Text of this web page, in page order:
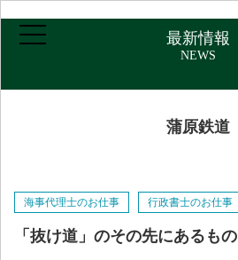
最新情報
NEWS
蒲原鉄道
海事代理士のお仕事 行政書士のお仕事
「抜け道」のその先にあるもの